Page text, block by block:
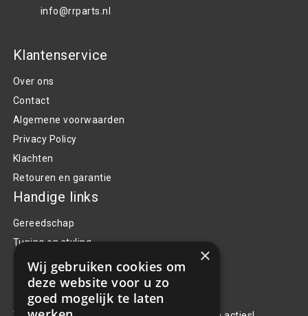
info@rrparts.nl
Klantenservice
Over ons
Contact
Algemene voorwaarden
Privacy Policy
Klachten
Retouren en garantie
Handige links
Gereedschap
Tuning en styling
Blijf op de hoogte
×
Wij gebruiken cookies om
deze website voor u zo
goed mogelijk te laten